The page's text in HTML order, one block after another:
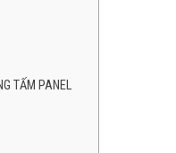
TẤM PANEL